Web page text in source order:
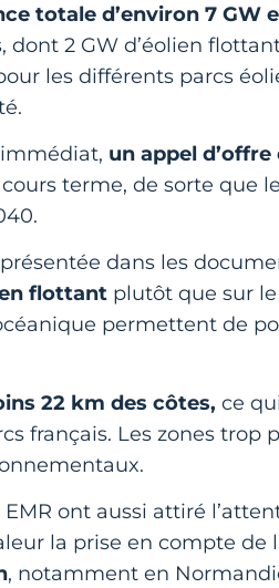
totale d’environ 7 GW
2 GW d’éolien
les différents parcs
immédiat, un appel
terme, de sorte que
dans les
flottant plutôt que sur
permettent de
22 km des côtes, ce
français. Les zones trop
ont aussi attiré
la prise en compte de
, notamment en